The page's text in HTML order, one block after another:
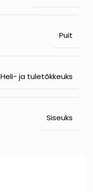
Puit
Heli- ja tuletõkkeuks
Siseuks